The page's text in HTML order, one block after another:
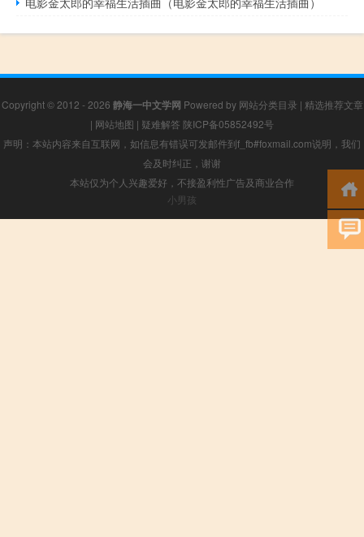
Copyright © 2012 - 2026 静海一中文学网 Powered by 网站分类目录 | 精选推荐文章
| 网站地图 | 疑难解答 陕ICP备05852492号
声明：本站内容来自互联网，如信息有错误可发邮件到f_fb#foxmail.com说明，我们
会及时纠正，谢谢
本站仅为个人兴趣爱好，不接盈利性广告及商业合作
小男孩